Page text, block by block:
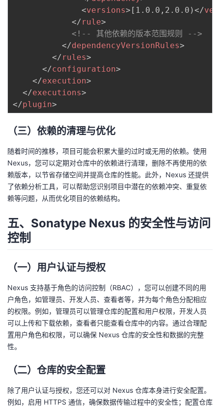
<versions> [1.0.0,2.0.0)</
</rule>
<!-- 其他依赖的版本范围规则 -->
</dependencyVersionRules>
</rules>
</configuration>
</execution>
</executions>
</plugin>
（三）依赖的清理与优化
随着时间的推移，项目可能会积累大量的过时或无用的依赖。使用
Nexus，您可以定期对仓库中的依赖进行清理，删除不再使用的依
赖版本，以节省存储空间并提高仓库的性能。此外，Nexus 还提供
了依赖分析工具，可以帮助您识别项目中潜在的依赖冲突、重复依
赖等问题，从而优化项目的依赖结构。
五、Sonatype Nexus 的安全性与访问
控制
（一）用户认证与授权
Nexus 支持基于角色的访问控制（RBAC），您可以创建不同的用
户角色，如管理员、开发人员、查看者等，并为每个角色分配相应
的权限。例如，管理员可以管理仓库的配置和用户权限，开发人员
可以上传和下载依赖，查看者只能查看仓库中的内容。通过合理配
置用户角色和权限，可以确保 Nexus 仓库的安全性和数据的完整
性。
（二）仓库的安全配置
除了用户认证与授权，您还可以对 Nexus 仓库本身进行安全配置。
例如，启用 HTTPS 通信，确保数据传输过程中的安全性；配置仓库